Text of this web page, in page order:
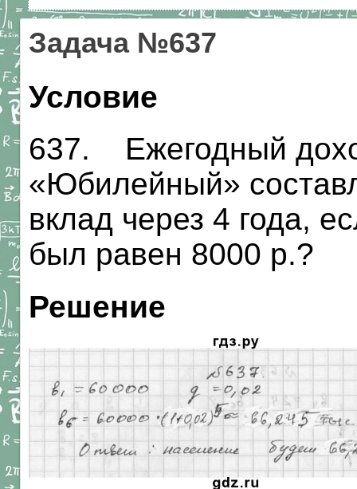
Задача №637
Условие
637. Ежегодный
«Юбилейный»
вклад через 4 года,
был равен 8000 р.?
Решение